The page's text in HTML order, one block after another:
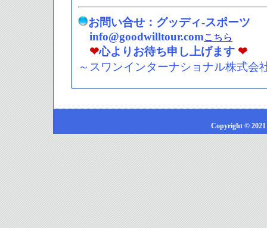
お問い合せ：グッディ-スポーツ
info@goodwilltour.comこちら
❤心よりお待ち申し上げます ❤
～スワンインターナショナル株式会
Copyright © 2021